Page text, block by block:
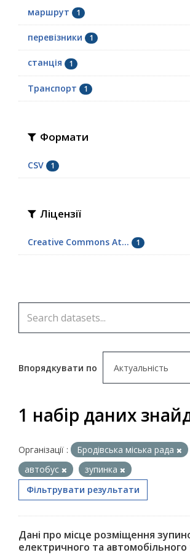
маршрут 1
перевізники 1
станція 1
Транспорт 1
Формати
CSV 1
Ліцензії
Creative Commons At... 1
Впорядкувати по
1 набір даних
Організації : Бродівська міська рада
автобус
зупинка
Фільтрувати результати
Дані про місце розміщення
електричного та автомобільного